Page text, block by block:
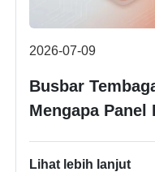
2026-07-09
Busbar
Mengapa
Lihat lebih lanjut